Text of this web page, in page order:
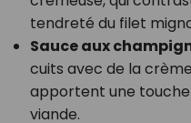
tendreté du filet
Sauce aux
cuits avec de la
apportent une
viande.